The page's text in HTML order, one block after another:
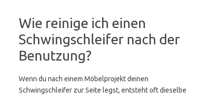
Wie reinige ich einen
Schwingschleifer nach der
Benutzung?
Wenn du nach einem Möbelprojekt deinen
Schwingschleifer zur Seite legst, entsteht oft dieselbe